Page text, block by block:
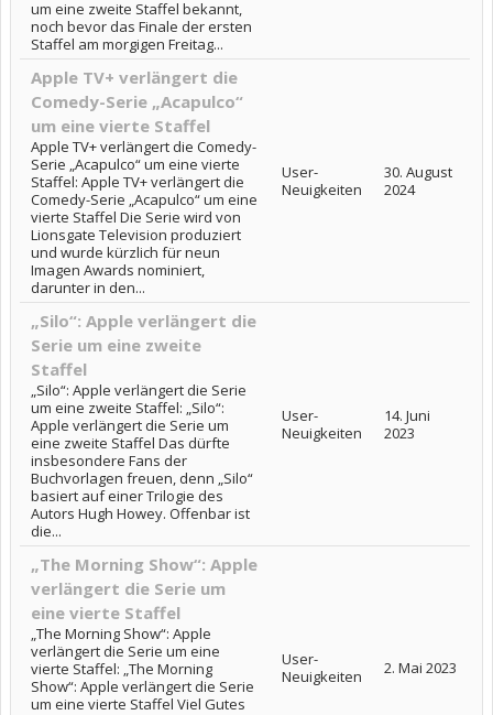
um eine zweite Staffel bekannt,
noch bevor das Finale der ersten
Staffel am morgigen Freitag...
Apple TV+ verlängert die
Comedy-Serie „Acapulco“
um eine vierte Staffel
Apple TV+ verlängert die Comedy-
Serie „Acapulco“ um eine vierte
Staffel: Apple TV+ verlängert die
Comedy-Serie „Acapulco“ um eine
vierte Staffel Die Serie wird von
Lionsgate Television produziert
und wurde kürzlich für neun
Imagen Awards nominiert,
darunter in den...
User-
Neuigkeiten
30. August
2024
„Silo“: Apple verlängert die
Serie um eine zweite
Staffel
„Silo“: Apple verlängert die Serie
um eine zweite Staffel: „Silo“:
Apple verlängert die Serie um
eine zweite Staffel Das dürfte
insbesondere Fans der
Buchvorlagen freuen, denn „Silo“
basiert auf einer Trilogie des
Autors Hugh Howey. Offenbar ist
die...
User-
Neuigkeiten
14. Juni
2023
„The Morning Show“: Apple
verlängert die Serie um
eine vierte Staffel
„The Morning Show“: Apple
verlängert die Serie um eine
vierte Staffel: „The Morning
Show“: Apple verlängert die Serie
um eine vierte Staffel Viel Gutes
User-
Neuigkeiten
2. Mai 2023